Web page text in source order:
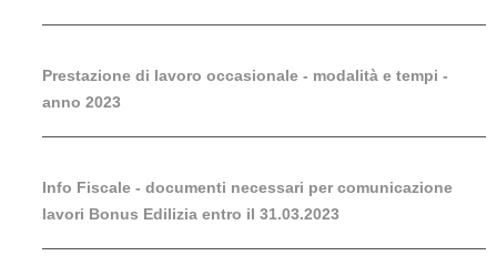
Prestazione di lavoro occasionale - modalità e tempi -
anno 2023
Info Fiscale - documenti necessari per comunicazione
lavori Bonus Edilizia entro il 31.03.2023